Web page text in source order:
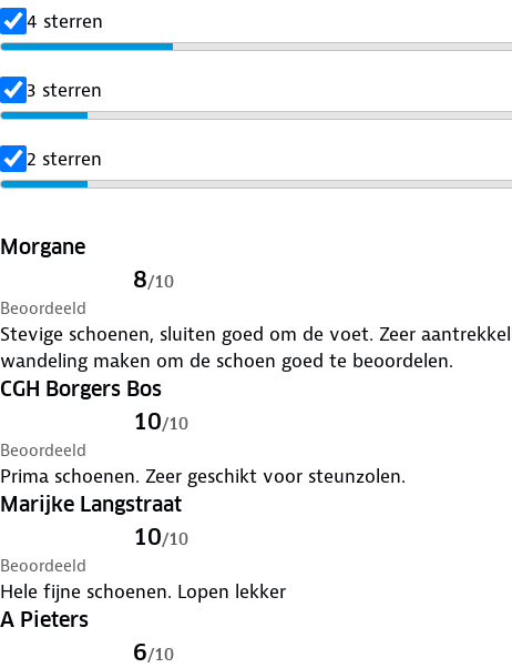
4 sterren
3 sterren
2 sterren
Morgane
8/10
Beoordeeld
Stevige schoenen, sluiten goed om de voet. Zeer
wandeling maken om de schoen goed te beoordelen.
CGH Borgers Bos
10/10
Beoordeeld
Prima schoenen. Zeer geschikt voor steunzolen.
Marijke Langstraat
10/10
Beoordeeld
Hele fijne schoenen. Lopen lekker
A Pieters
6/10